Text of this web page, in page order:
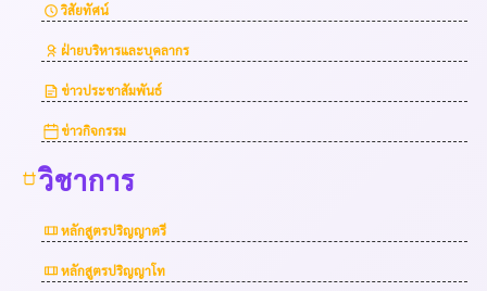
วิสัยทัศน์
ฝ่ายบริหารและบุคลากร
ข่าวประชาสัมพันธ์
ข่าวกิจกรรม
วิชาการ
หลักสูตรปริญญาตรี
หลักสูตรปริญญาโท